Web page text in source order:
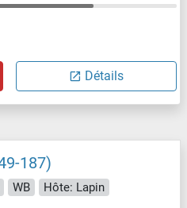
Détails
187)
WB
Hôte: Lapin